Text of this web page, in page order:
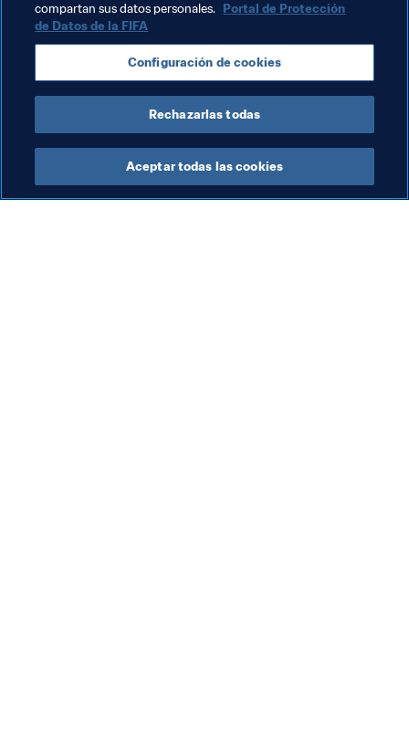
Temas relacionados
Promoción del fútbol Lebanon
compartan sus datos personales. Portal de Protección
de Datos de la FIFA
Configuración de cookies
Rechazarlas todas
Aceptar todas las cookies